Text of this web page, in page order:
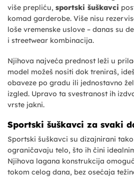
više prepliću, sportski šuškavci
komad garderobe. Više nisu
loše vremenske uslove – danas su
i streetwear kombinacija.
Njihova najveća prednost leži u
model možeš nositi dok treniraš,
obaveze po gradu ili jednostavno
izgled. Upravo ta svestranost ih
vrste jakni.
Sportski šuškavci za svaki
Sportski šuškavci su dizajnirani
ograničavaju telo, što ih čini
Njihova lagana konstrukcija
tokom celog dana, bez osećaja